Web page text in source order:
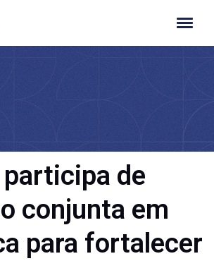
participa de
conjunta em
para fortalecer